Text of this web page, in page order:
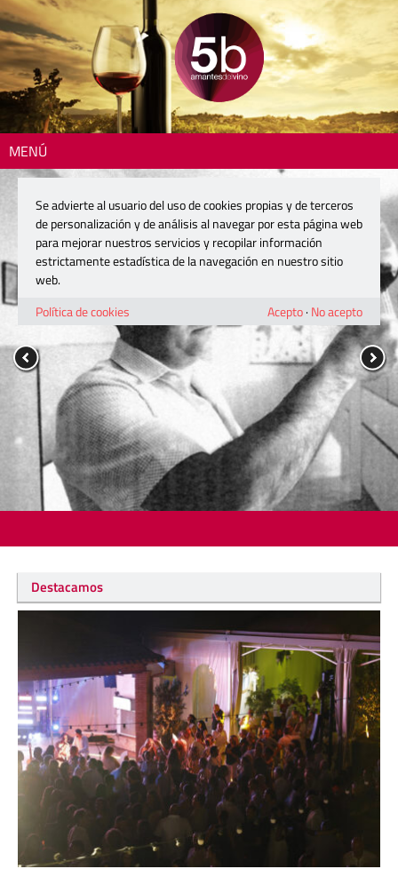
MENÚ
Destacamos
Se advierte al usuario del uso de cookies propias y de terceros
de personalización y de análisis al navegar por esta página web
para mejorar nuestros servicios y recopilar información
estrictamente estadística de la navegación en nuestro sitio
web.
Política de cookies
Acepto· No acepto